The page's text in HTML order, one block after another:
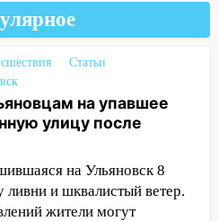
мощного
крушить
на дом на
мощным
с корнем
сорвал крышу с
Статьи
на упавшее
улицу после
на Ульяновск 8
ливни и шквалистый ветер.
жители могут